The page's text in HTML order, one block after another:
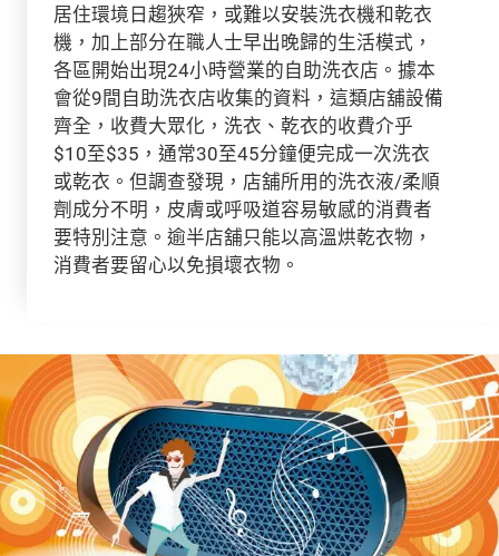
居住環境日趨狹窄，或難以安裝洗衣機和乾衣
機，加上部分在職人士早出晚歸的生活模式，
各區開始出現24小時營業的自助洗衣店。據本
會從9間自助洗衣店收集的資料，這類店舖設備
齊全，收費大眾化，洗衣、乾衣的收費介乎
$10至$35，通常30至45分鐘便完成一次洗衣
或乾衣。但調查發現，店舖所用的洗衣液/柔順
劑成分不明，皮膚或呼吸道容易敏感的消費者
要特別注意。逾半店舖只能以高溫烘乾衣物，
消費者要留心以免損壞衣物。